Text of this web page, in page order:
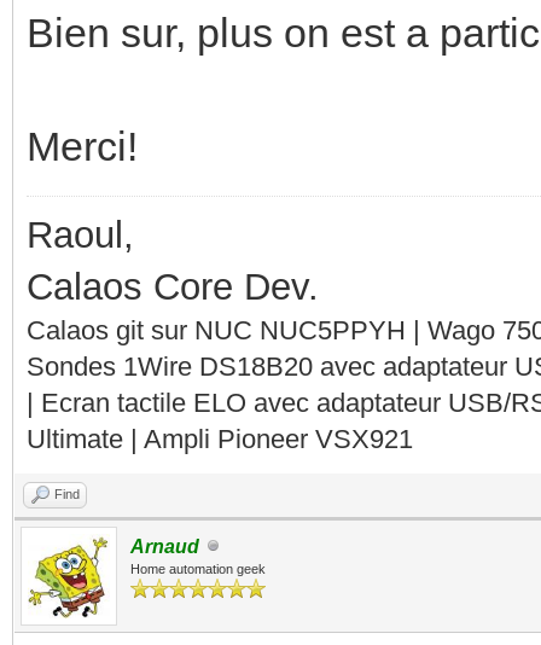
Bien sur, plus on est a
Merci!
Raoul,
Calaos Core Dev.
Calaos git sur NUC NUC5PPYH | Wago
Sondes 1Wire DS18B20 avec adaptateur
| Ecran tactile ELO avec adaptateur USB/
Ultimate | Ampli Pioneer VSX921
Find
Arnaud
Home automation geek